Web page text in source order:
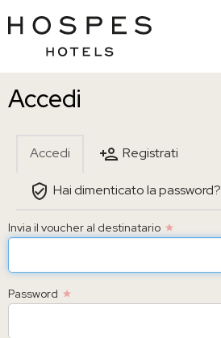
Accedi
SCHEDE
PRIMARIE
Accedi Registrati
Hai dimenticato la password?
Invia il voucher al destinatario
Password